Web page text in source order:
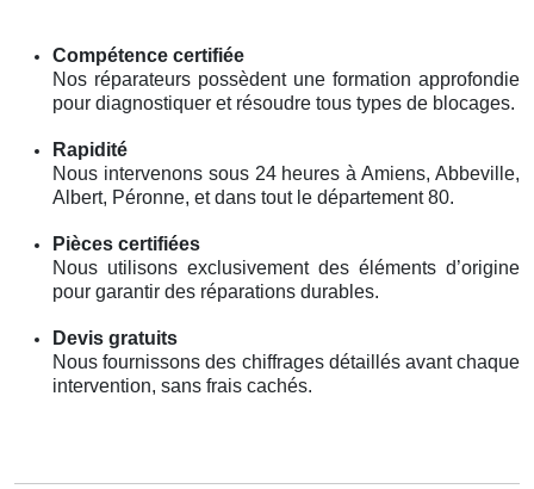
Compétence certifiée
Nos réparateurs possèdent une formation approfondie
pour diagnostiquer et résoudre tous types de blocages.
Rapidité
Nous intervenons sous 24 heures à Amiens, Abbeville,
Albert, Péronne, et dans tout le département 80.
Pièces certifiées
Nous utilisons exclusivement des éléments d’origine
pour garantir des réparations durables.
Devis gratuits
Nous fournissons des chiffrages détaillés avant chaque
intervention, sans frais cachés.